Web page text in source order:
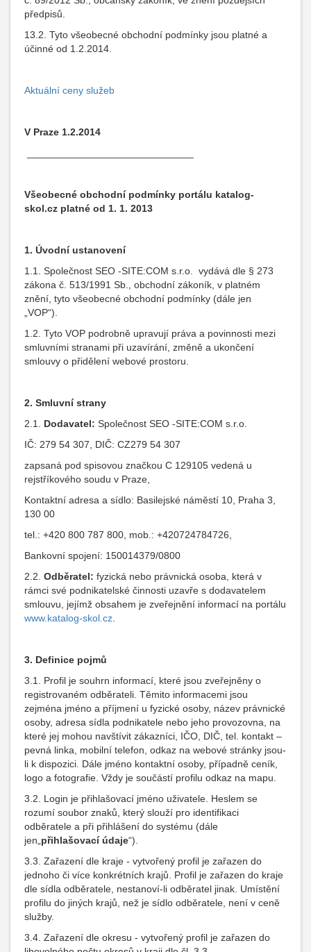
předpisů.
13.2. Tyto všeobecné obchodní podmínky jsou platné a
účinné od 1.2.2014.
Aktuální ceny služeb
V Praze 1.2.2014
Všeobecné obchodní podmínky portálu katalog-
skol.cz platné od 1. 1. 2013
1. Úvodní ustanovení
1.1. Společnost SEO -SITE:COM s.r.o. vydává dle § 273
zákona č. 513/1991 Sb., obchodní zákoník, v platném
znění, tyto všeobecné obchodní podmínky (dále jen
„VOP“).
1.2. Tyto VOP podrobně upravují práva a povinnosti mezi
smluvními stranami při uzavírání, změně a ukončení
smlouvy o přidělení webové prostoru.
2. Smluvní strany
2.1. Dodavatel: Společnost SEO -SITE:COM s.r.o.
IČ: 279 54 307, DIČ: CZ279 54 307
zapsaná pod spisovou značkou C 129105 vedená u
rejstříkového soudu v Praze,
Kontaktní adresa a sídlo: Basilejské náměstí 10, Praha 3,
130 00
tel.: +420 800 787 800, mob.: +420724784726,
Bankovní spojení: 150014379/0800
2.2. Odběratel: fyzická nebo právnická osoba, která v
rámci své podnikatelské činnosti uzavře s dodavatelem
smlouvu, jejímž obsahem je zveřejnění informací na portálu
www.katalog-skol.cz
3. Definice pojmů
3.1. Profil je souhrn informací, které jsou zveřejněny o
registrovaném odběrateli. Těmito informacemi jsou
zejména jméno a příjmení u fyzické osoby, název právnické
osoby, adresa sídla podnikatele nebo jeho provozovna, na
které jej mohou navštívit zákazníci, IČO, DIČ, tel. kontakt –
pevná linka, mobilní telefon, odkaz na webové stránky jsou-
li k dispozici. Dále jméno kontaktní osoby, případně ceník,
logo a fotografie. Vždy je součástí profilu odkaz na mapu.
3.2. Login je přihlašovací jméno uživatele. Heslem se
rozumí soubor znaků, který slouží pro identifikaci
odběratele a při přihlášení do systému (dále
jen„ přihlašovací údaje“).
3.3. Zařazení dle kraje - vytvořený profil je zařazen do
jednoho či více konkrétních krajů. Profil je zařazen do kraje
dle sídla odběratele, nestanoví-li odběratel jinak. Umístění
profilu do jiných krajů, než je sídlo odběratele, není v ceně
služby.
3.4. Zařazení dle okresu - vytvořený profil je zařazen do